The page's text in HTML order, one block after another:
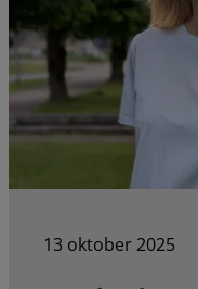
13 oktober 2025